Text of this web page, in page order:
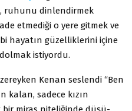
ruhunu dinlendirmek
etme­diği o yere gitmek ve
ha­yatın güzelliklerini içine
istiyordu.
Kenan seslendi “Ben
kalan, sadece kızın